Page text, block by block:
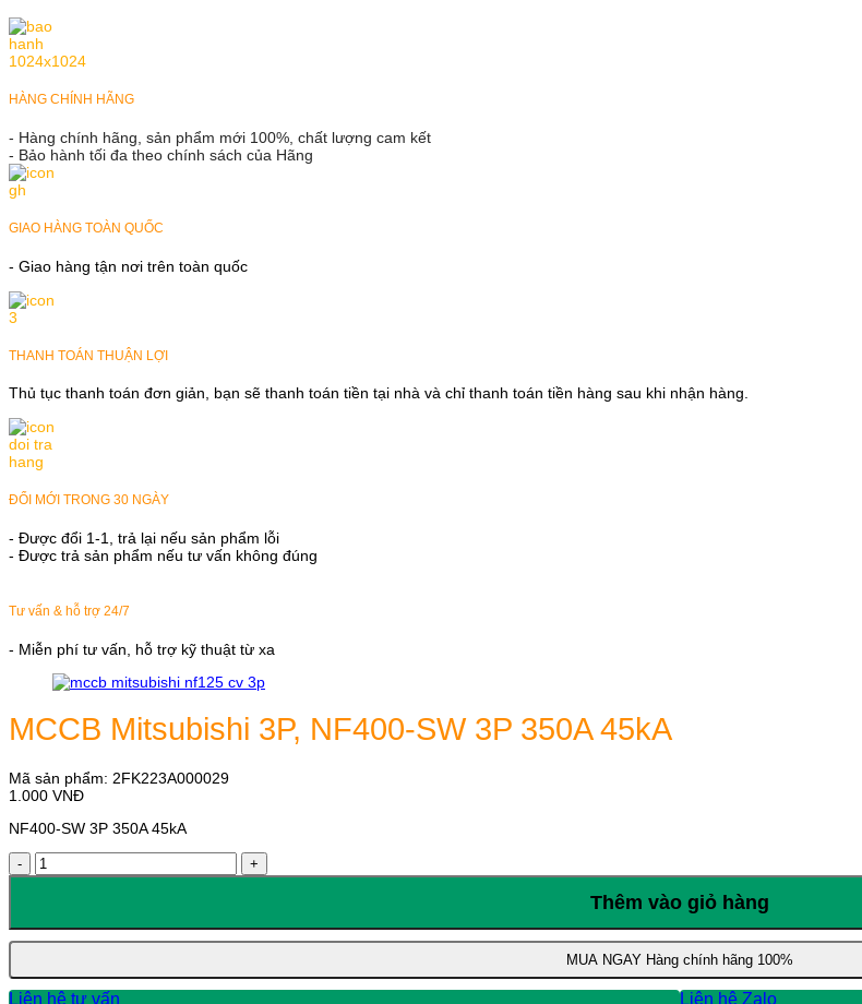
HÀNG CHÍNH HÃNG
- Hàng chính hãng, sản phẩm mới 100%, chất lượng cam kết
- Bảo hành tối đa theo chính sách của Hãng
GIAO HÀNG TOÀN QUỐC
- Giao hàng tận nơi trên toàn quốc
THANH TOÁN THUẬN LỢI
Thủ tục thanh toán đơn giản, bạn sẽ thanh toán tiền tại nhà và chỉ thanh toán tiền hàng sau khi nhận hàng.
ĐỔI MỚI TRONG 30 NGÀY
- Được đổi 1-1, trả lại nếu sản phẩm lỗi
- Được trả sản phẩm nếu tư vấn không đúng
Tư vấn & hỗ trợ 24/7
- Miễn phí tư vấn, hỗ trợ kỹ thuật từ xa
MCCB Mitsubishi 3P, NF400-SW 3P 350A 45kA
Mã sản phẩm: 2FK223A000029
1.000 VNĐ
NF400-SW 3P 350A 45kA
MCCB
Mitsubishi
SW
3P
45kA
số
Thêm vào giỏ hàng
MUA NGAY Hàng chính hãng 100%
Liên hệ tư vấn Liên hệ Zalo